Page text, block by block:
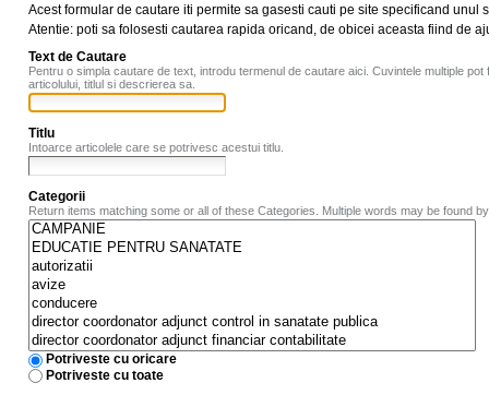
Acest formular de cautare iti permite sa gasesti cauti pe site specificand unul
Atentie: poti sa folosesti cautarea rapida oricand, de obicei aceasta fiind de
Text de Cautare
Pentru o simpla cautare de text, introdu termenul de cautare aici. Cuvintele multiple
articolului, titlul si descrierea sa.
Titlu
Intoarce articolele care se potrivesc acestui titlu.
Categorii
Return items matching some or all of these Categories. Multiple words may be found
Potriveste cu oricare
Potriveste cu toate